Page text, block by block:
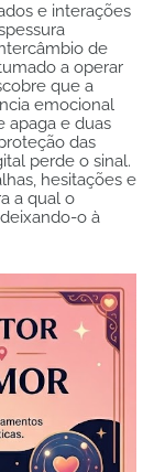
e interações
de
a operar
que a
emocional
apaga e duas
das
perde o sinal.
hesitações e
a qual o
o à